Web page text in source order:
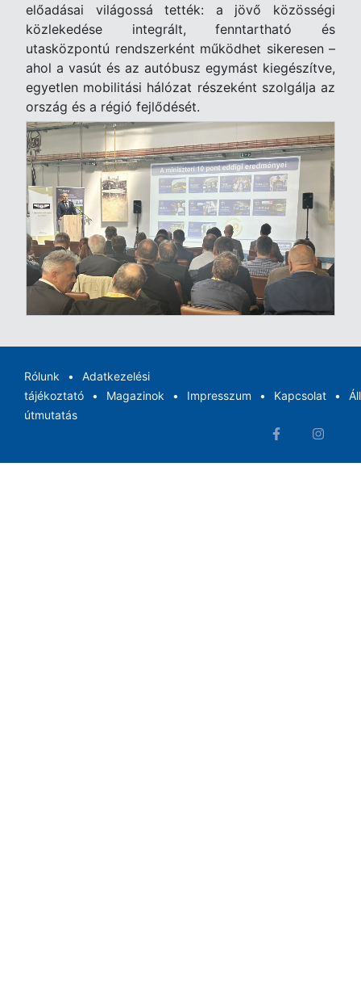
előadásai világossá tették: a jövő közösségi
közlekedése integrált, fenntartható és
utasközpontú rendszerként működhet sikeresen –
ahol a vasút és az autóbusz egymást kiegészítve,
egyetlen mobilitási hálózat részeként szolgálja az
ország és a régió fejlődését.
Rólunk
Adatkezelési
tájékoztató
Magazinok Impresszum Kapcsolat
útmutatás